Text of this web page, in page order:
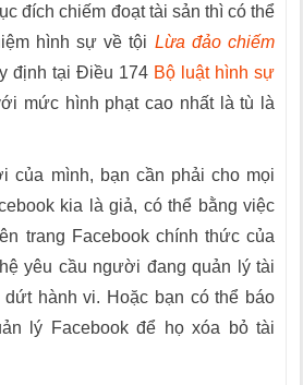
đích chiếm đoạt tài sản thì có thể
hình sự về tội Lừa đảo chiếm
định tại Điều 174 Bộ luật hình sự
mức hình phạt cao nhất là tù là
của mình, bạn cần phải cho mọi
kia là giả, có thể bằng việc
trang Facebook chính thức của
yêu cầu người đang quản lý tài
dứt hành vi. Hoặc bạn có thể báo
lý Facebook để họ xóa bỏ tài